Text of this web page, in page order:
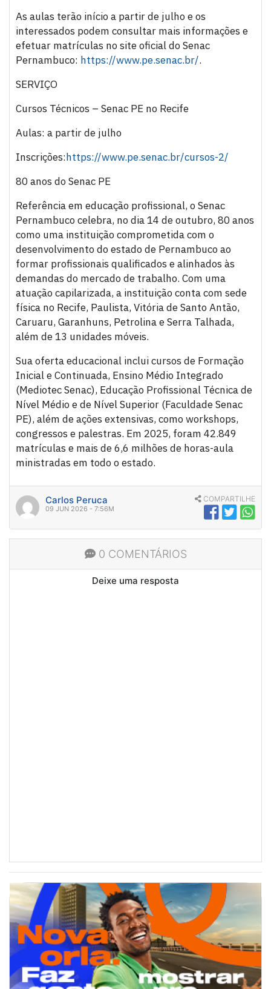
As aulas terão início a partir de julho e os
interessados podem consultar mais informações e
efetuar matrículas no site oficial do Senac
Pernambuco: https://www.pe.senac.br/.
SERVIÇO
Cursos Técnicos – Senac PE no Recife
Aulas: a partir de julho
Inscrições:https://www.pe.senac.br/cursos-2/
80 anos do Senac PE
Referência em educação profissional, o Senac
Pernambuco celebra, no dia 14 de outubro, 80 anos
como uma instituição comprometida com o
desenvolvimento do estado de Pernambuco ao
formar profissionais qualificados e alinhados às
demandas do mercado de trabalho. Com uma
atuação capilarizada, a instituição conta com sede
física no Recife, Paulista, Vitória de Santo Antão,
Caruaru, Garanhuns, Petrolina e Serra Talhada,
além de 13 unidades móveis.
Sua oferta educacional inclui cursos de Formação
Inicial e Continuada, Ensino Médio Integrado
(Mediotec Senac), Educação Profissional Técnica de
Nível Médio e de Nível Superior (Faculdade Senac
PE), além de ações extensivas, como workshops,
congressos e palestras. Em 2025, foram 42.849
matrículas e mais de 6,6 milhões de horas-aula
ministradas em todo o estado.
Carlos Peruca
09 JUN 2026 - 7:56M
COMPARTILHE
0 COMENTÁRIOS
Deixe uma resposta